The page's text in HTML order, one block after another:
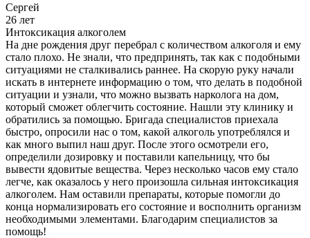
Сергей
26 лет
Интоксикация алкоголем
На дне рождения друг перебрал с количеством алкоголя и ему
стало плохо. Не знали, что предпринять, так как с подобными
ситуациями не сталкивались раннее. На скорую руку начали
искать в интернете информацию о том, что делать в подобной
ситуации и узнали, что можно вызвать нарколога на дом,
который сможет облегчить состояние. Нашли эту клинику и
обратились за помощью. Бригада специалистов приехала
быстро, опросили нас о том, какой алкоголь употреблялся и
как много выпил наш друг. После этого осмотрели его,
определили дозировку и поставили капельницу, что бы
вывести ядовитые вещества. Через несколько часов ему стало
легче, как оказалось у него произошла сильная интоксикация
алкоголем. Нам оставили препараты, которые помогли до
конца нормализировать его состояние и восполнить организм
необходимыми элементами. Благодарим специалистов за
помощь!